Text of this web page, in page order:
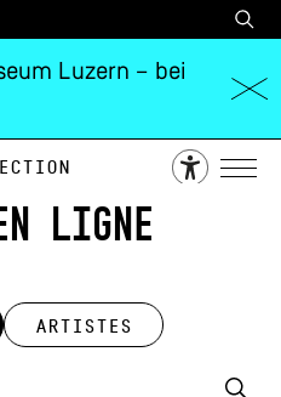
Luzern – bei
LIGNE
ARTISTES